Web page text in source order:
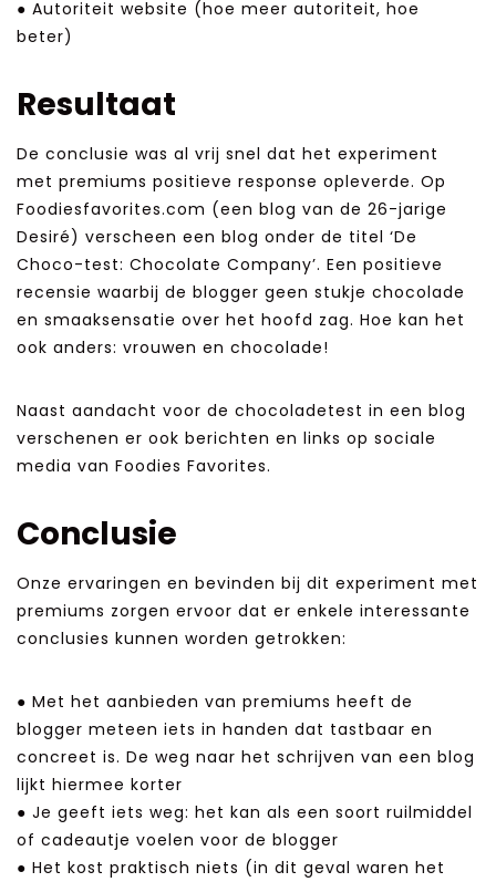
● Autoriteit website (hoe meer autoriteit, hoe
beter)
Resultaat
De conclusie was al vrij snel dat het experiment
met premiums positieve response opleverde. Op
Foodiesfavorites.com (een blog van de 26-jarige
Desiré) verscheen een blog onder de titel ‘De
Choco-test: Chocolate Company’. Een positieve
recensie waarbij de blogger geen stukje chocolade
en smaaksensatie over het hoofd zag. Hoe kan het
ook anders: vrouwen en chocolade!
Naast aandacht voor de chocoladetest in een blog
verschenen er ook berichten en links op sociale
media van Foodies Favorites.
Conclusie
Onze ervaringen en bevinden bij dit experiment met
premiums zorgen ervoor dat er enkele interessante
conclusies kunnen worden getrokken:
● Met het aanbieden van premiums heeft de
blogger meteen iets in handen dat tastbaar en
concreet is. De weg naar het schrijven van een blog
lijkt hiermee korter
● Je geeft iets weg: het kan als een soort ruilmiddel
of cadeautje voelen voor de blogger
● Het kost praktisch niets (in dit geval waren het